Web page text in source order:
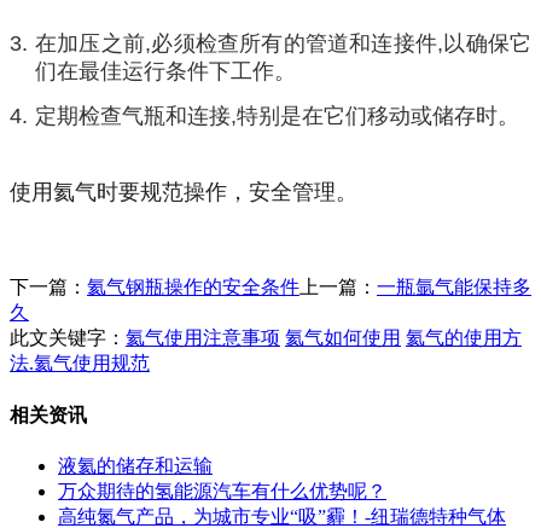
3. 在加压之前,必须检查所有的管道和连接件,以确保它
们在最佳运行条件下工作。
4. 定期检查气瓶和连接,特别是在它们移动或储存时。
使用氦气时要规范操作，安全管理。
下一篇： 氦气钢瓶操作的安全条件 上一篇： 一瓶氩气能保持多
久
此文关键字： 氦气使用注意事项 氦气如何使用 氦气的使用方
法.氦气使用规范
相关资讯
液氦的储存和运输
万众期待的氢能源汽车有什么优势呢？
高纯氮气产品，为城市专业“吸”霾！-纽瑞德特种气体